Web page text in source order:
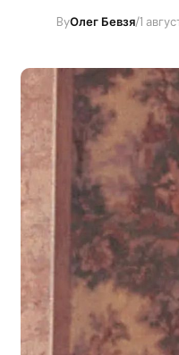
ByОлег Бевзя/1